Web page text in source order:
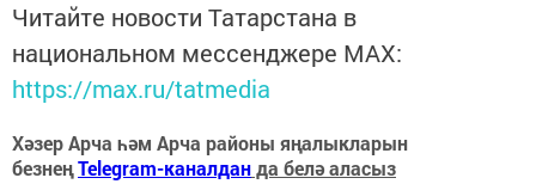
Читайте новости Татарстана в
национальном мессенджере MАХ:
https://max.ru/tatmedia
Хәзер Арча һәм Арча районы яңалыкларын
безнеңTelegram-каналданда белә аласыз